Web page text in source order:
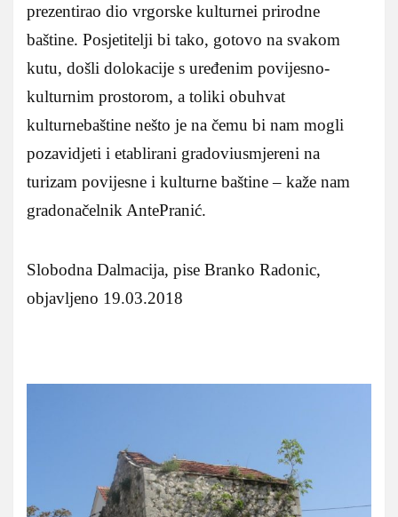
prezentirao dio vrgorske kulturnei prirodne
baštine. Posjetitelji bi tako, gotovo na svakom
kutu, došli dolokacije s uređenim povijesno-
kulturnim prostorom, a toliki obuhvat
kulturnebaštine nešto je na čemu bi nam mogli
pozavidjeti i etablirani gradoviusmjereni na
turizam povijesne i kulturne baštine – kaže nam
gradonačelnik AntePranić.
Slobodna Dalmacija, pise Branko Radonic,
objavljeno 19.03.2018